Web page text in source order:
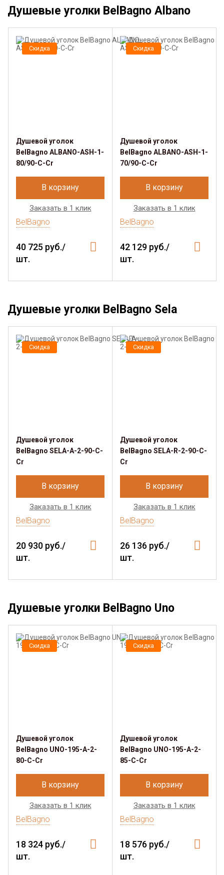
Душевые уголки BelBagno Albano
Скидка
Душевой уголок
BelBagno ALBANO-ASH-1-
80/90-C-Cr
В корзину
Заказать в 1 клик
BelBagno
40 725 руб./
шт.
Скидка
Душевой уголок
BelBagno ALBANO-ASH-1-
70/90-C-Cr
В корзину
Заказать в 1 клик
BelBagno
42 129 руб./
шт.
Душевые уголки BelBagno Sela
Скидка
Душевой уголок
BelBagno SELA-A-2-90-C-
Cr
В корзину
Заказать в 1 клик
BelBagno
20 930 руб./
шт.
Скидка
Душевой уголок
BelBagno SELA-R-2-90-C-
Cr
В корзину
Заказать в 1 клик
BelBagno
26 136 руб./
шт.
Душевые уголки BelBagno Uno
Скидка
Душевой уголок
BelBagno UNO-195-A-2-
80-C-Cr
В корзину
Заказать в 1 клик
BelBagno
18 324 руб./
шт.
Скидка
Душевой уголок
BelBagno UNO-195-A-2-
85-C-Cr
В корзину
Заказать в 1 клик
BelBagno
18 576 руб./
шт.